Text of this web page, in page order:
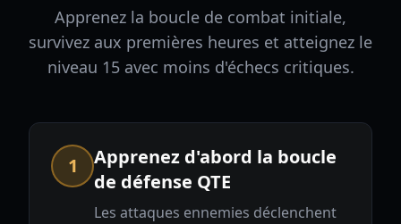
Apprenez la boucle de combat initiale,
survivez aux premières heures et atteignez le
niveau 15 avec moins d'échecs critiques.
1
Apprenez d'abord la boucle
de défense QTE
Les attaques ennemies déclenchent